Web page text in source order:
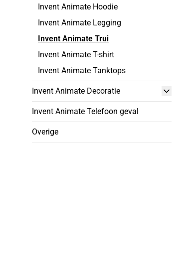
Invent Animate Hoodie
Invent Animate Legging
Invent Animate Trui
Invent Animate T-shirt
Invent Animate Tanktops
Invent Animate Decoratie
Invent Animate Telefoon geval
Overige